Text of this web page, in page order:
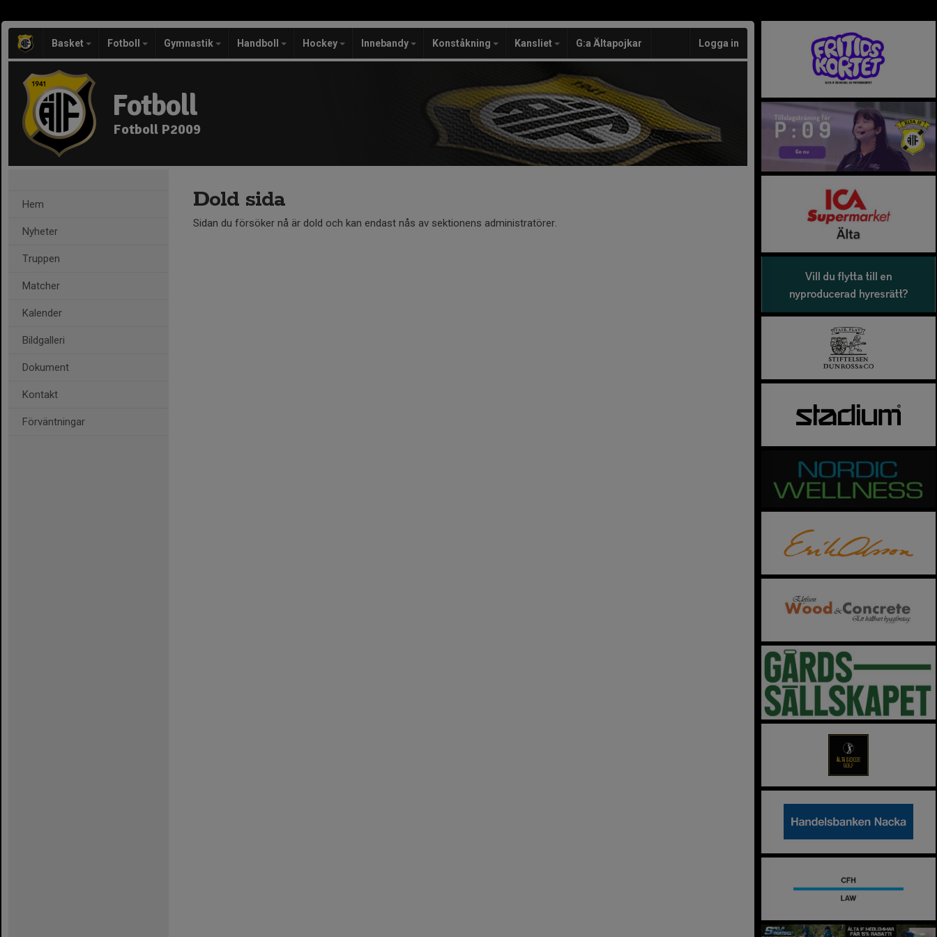
Basket Fotboll Gymnastik Handboll Hockey Innebandy Konståkning Kansliet G:a Ältapojkar Logga in
Fotboll
Fotboll P2009
Hem
Nyheter
Truppen
Matcher
Kalender
Bildgalleri
Dokument
Kontakt
Förväntningar
Dold sida
Sidan du försöker nå är dold och kan endast nås av sektionens administratörer.